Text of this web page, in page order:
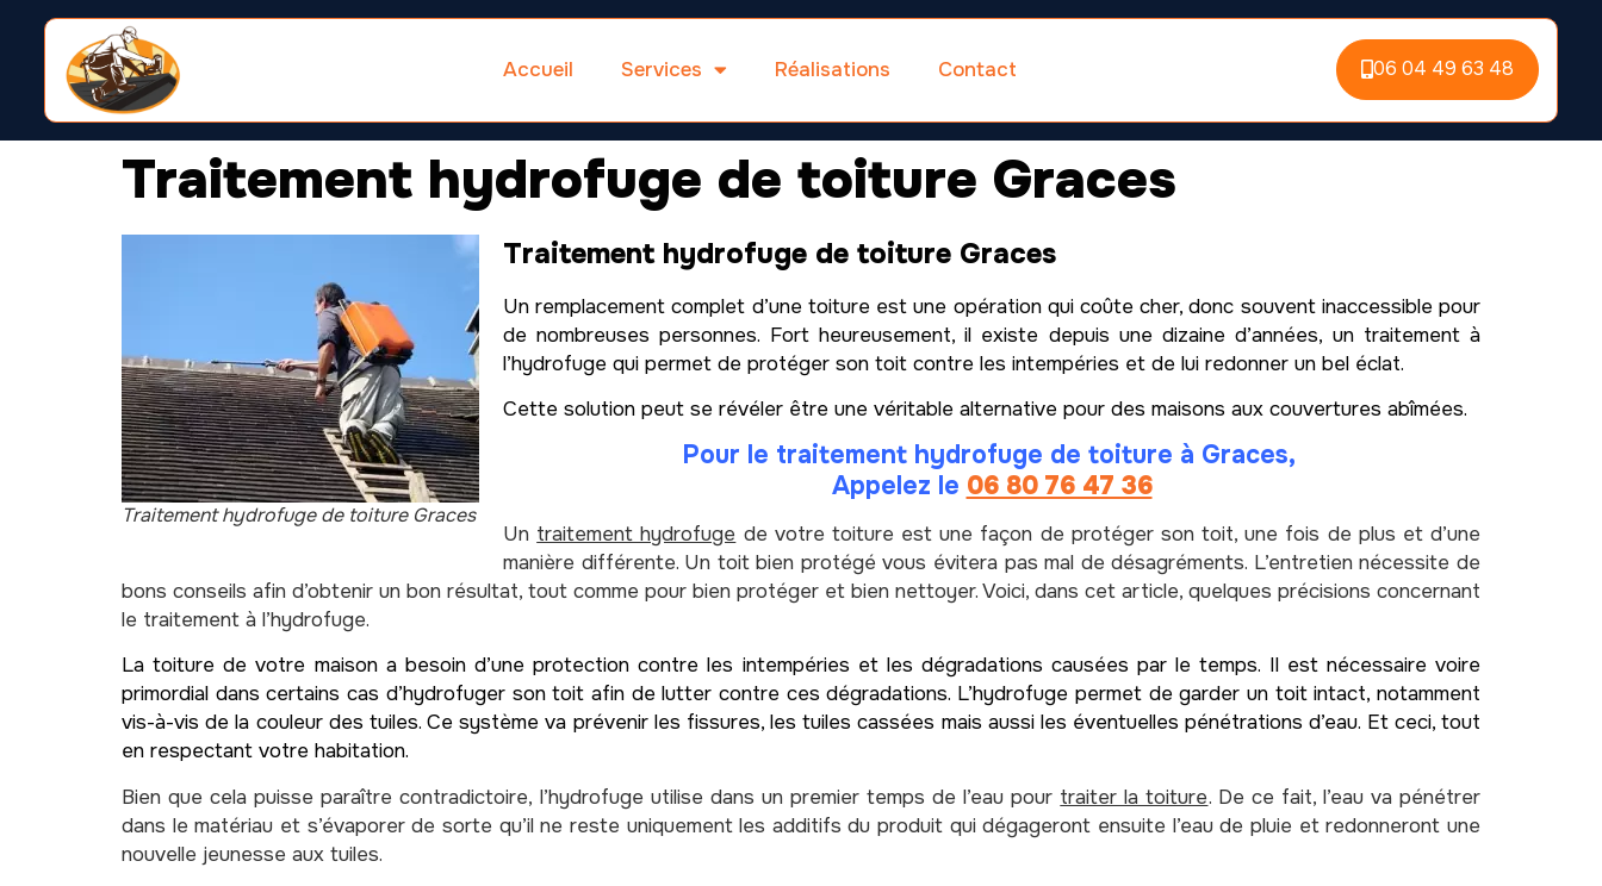
Accueil Services Réalisations Contact 06 04 49 63 48
Traitement hydrofuge de toiture Graces
Traitement hydrofuge de toiture Graces
Traitement hydrofuge de toiture Graces
Un remplacement complet d’une toiture est une opération qui coûte cher, donc souvent inaccessible pour
de nombreuses personnes. Fort heureusement, il existe depuis une dizaine d’années, un traitement à
l’hydrofuge qui permet de protéger son toit contre les intempéries et de lui redonner un bel éclat.
Cette solution peut se révéler être une véritable alternative pour des maisons aux couvertures abîmées.
Pour le traitement hydrofuge de toiture à Graces,
Appelez le 06 80 76 47 36
Un traitement hydrofuge de votre toiture est une façon de protéger son toit, une fois de plus et d’une
manière différente. Un toit bien protégé vous évitera pas mal de désagréments. L’entretien nécessite de
bons conseils afin d’obtenir un bon résultat, tout comme pour bien protéger et bien nettoyer. Voici, dans cet article, quelques précisions concernant
le traitement à l’hydrofuge.
La toiture de votre maison a besoin d’une protection contre les intempéries et les dégradations causées par le temps. Il est nécessaire voire
primordial dans certains cas d’hydrofuger son toit afin de lutter contre ces dégradations. L’hydrofuge permet de garder un toit intact, notamment
vis-à-vis de la couleur des tuiles. Ce système va prévenir les fissures, les tuiles cassées mais aussi les éventuelles pénétrations d’eau. Et ceci, tout
en respectant votre habitation.
Bien que cela puisse paraître contradictoire, l’hydrofuge utilise dans un premier temps de l’eau pour traiter la toiture. De ce fait, l’eau va pénétrer
dans le matériau et s’évaporer de sorte qu’il ne reste uniquement les additifs du produit qui dégageront ensuite l’eau de pluie et redonneront une
nouvelle jeunesse aux tuiles.